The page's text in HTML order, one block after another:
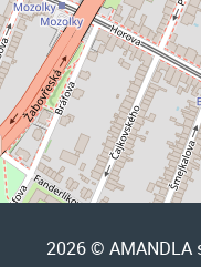
2026 © AMANDLA